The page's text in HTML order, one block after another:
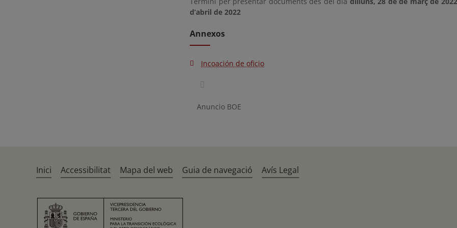
d’abril de 2022
Annexos
Incoación de oficio
Anuncio BOE
Inici Accessibilitat Mapa del web Guia de navegació Avís Legal